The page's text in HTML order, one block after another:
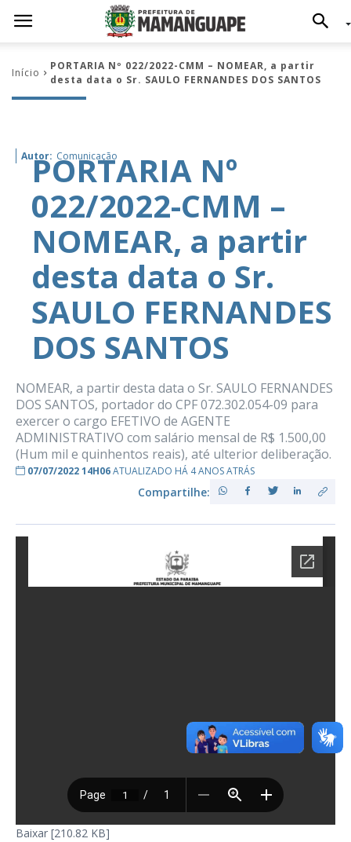
Início
PORTARIA Nº 022/2022-CMM – NOMEAR, a partir
desta data o Sr. SAULO FERNANDES DOS SANTOS
Autor: Comunicação
PORTARIA Nº
022/2022-CMM –
NOMEAR, a partir
desta data o Sr.
SAULO FERNANDES
DOS SANTOS
NOMEAR, a partir desta data o Sr. SAULO FERNANDES
DOS SANTOS, portador do CPF 072.302.054-09 para
exercer o cargo EFETIVO de AGENTE
ADMINISTRATIVO com salário mensal de R$ 1.500,00
(Hum mil e quinhentos reais), até ulterior deliberação.
07/07/2022 14H06ATUALIZADO HÁ 4 ANOS ATRÁS
Compartilhe:
Baixar [210.82 KB]